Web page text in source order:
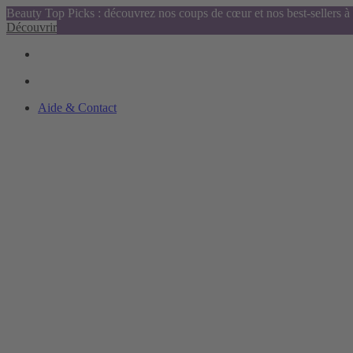
Beauty Top Picks : découvrez nos coups de cœur et nos best-sellers
Découvrir
Aide & Contact